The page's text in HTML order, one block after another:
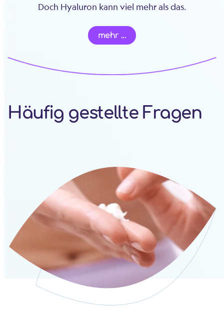
Doch Hyaluron kann viel mehr als das.
mehr ...
Häufig gestellte Fragen